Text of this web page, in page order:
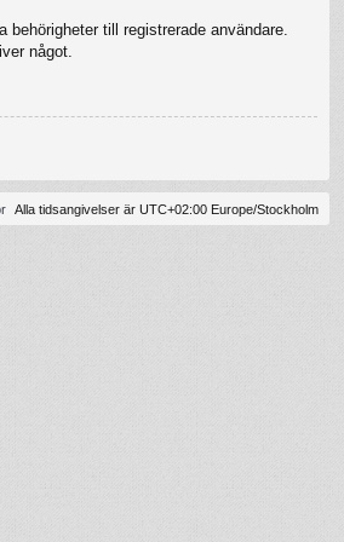
till registrerade användare.
något.
Alla tidsangivelser är UTC+02:00 Europe/Stockholm